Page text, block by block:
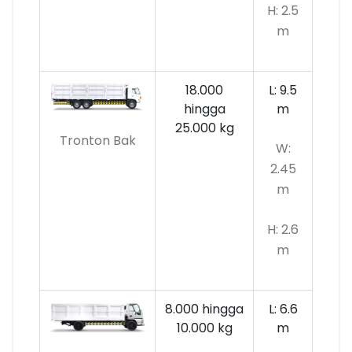
H: 2.5
m
Tronton Bak
18.000
hingga
25.000 kg
L: 9.5
m
W:
2.45
m
H: 2.6
m
8.000 hingga
10.000kg
L: 6.6
m